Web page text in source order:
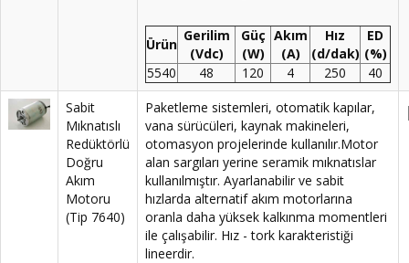
Ürün
Gerilim
(Vdc)
Güç
(W)
Akım
(A)
Hız
(d/dak)
ED
(%)
5540
48 120 4 250
40
Sabit
Mıknatıslı
Redüktörlü
Doğru
Akım
Motoru
(Tip 7640)
Paketleme sistemleri, otomatik kapılar,
vana sürücüleri, kaynak makineleri,
otomasyon projelerinde kullanılır.Motor
alan sargıları yerine seramik mıknatıslar
kullanılmıştır. Ayarlanabilir ve sabit
hızlarda alternatif akım motorlarına
oranla daha yüksek kalkınma momentleri
ile çalışabilir. Hız - tork karakteristiği
lineerdir.